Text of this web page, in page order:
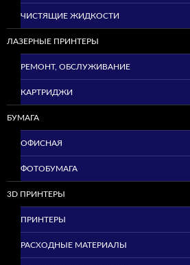
ЧИСТЯЩИЕ ЖИДКОСТИ
ЛАЗЕРНЫЕ ПРИНТЕРЫ
РЕМОНТ, ОБСЛУЖИВАНИЕ
КАРТРИДЖИ
БУМАГА
ОФИСНАЯ
ФОТОБУМАГА
3D ПРИНТЕРЫ
ПРИНТЕРЫ
РАСХОДНЫЕ МАТЕРИАЛЫ